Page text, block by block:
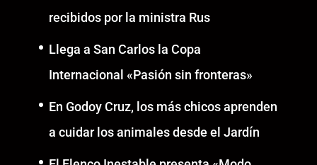
recibidos por la ministra Rus
Llega a San Carlos la Copa
Internacional «Pasión sin fronteras»
En Godoy Cruz, los más chicos aprenden
a cuidar los animales desde el Jardín